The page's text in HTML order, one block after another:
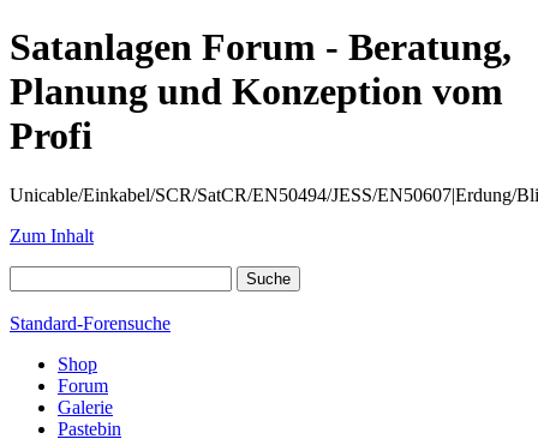
Satanlagen Forum - Beratung,
Planung und Konzeption vom
Profi
Unicable/Einkabel/SCR/SatCR/EN50494/JESS/EN50607|Erdung/
Zum Inhalt
Standard-Forensuche
Shop
Forum
Galerie
Pastebin